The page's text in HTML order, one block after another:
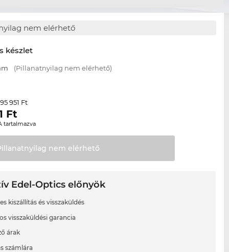
nem elérhető
készlet
(Pillanatnyilag nem elérhető)
95 951 Ft
Ft
tartalmazva
nem elérhető
Edel-Optics előnyök
kiszállítás és visszaküldés
visszaküldési garancia
árak
számlára